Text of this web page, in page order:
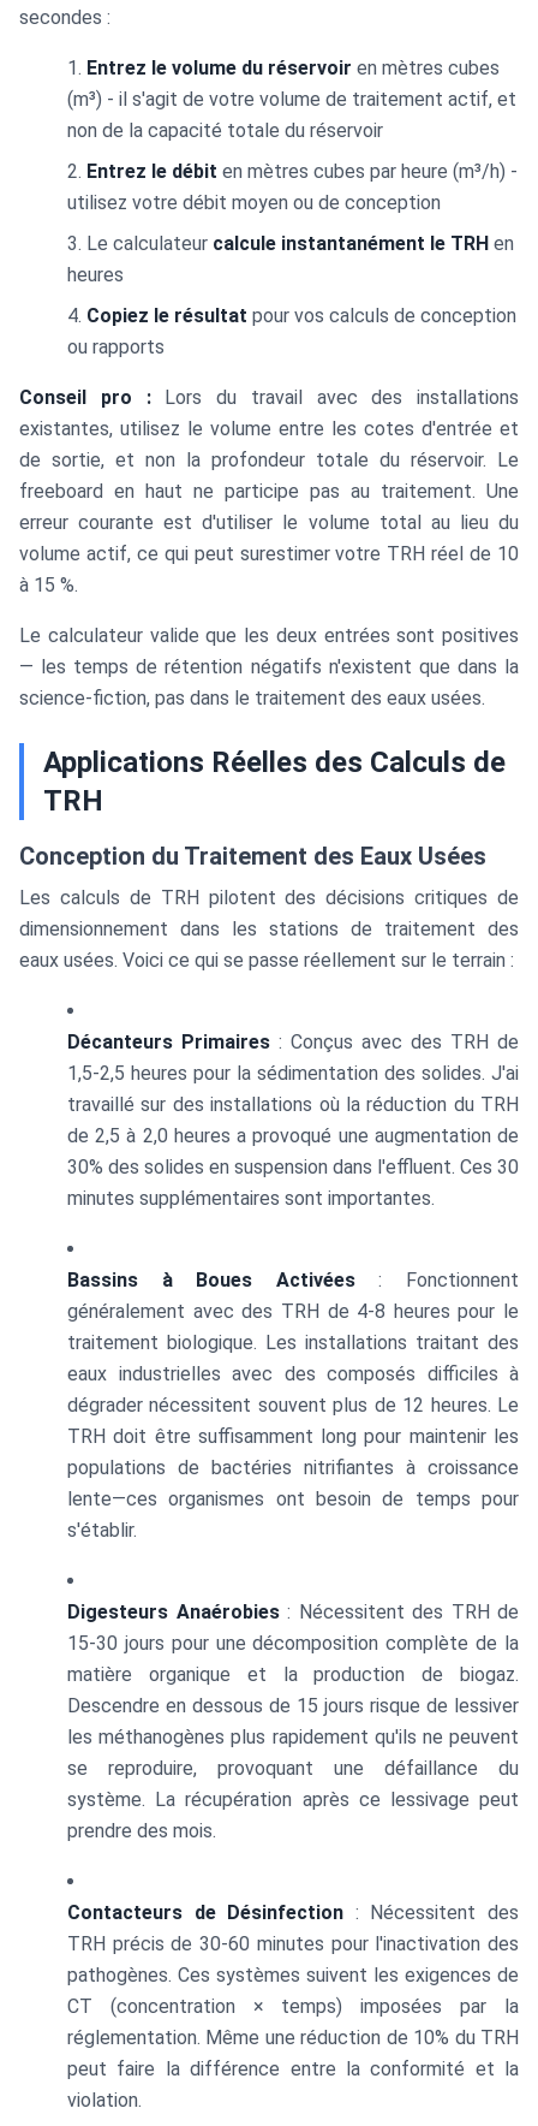
secondes :
Entrez le volume du réservoir en mètres cubes
(m³) - il s'agit de votre volume de traitement actif, et
non de la capacité totale du réservoir
Entrez le débit en mètres cubes par heure (m³/h) -
utilisez votre débit moyen ou de conception
Le calculateur calcule instantanément le TRH en
heures
Copiez le résultat pour vos calculs de conception
ou rapports
Conseil pro :Lors du travail avec des installations
existantes, utilisez le volume entre les cotes d'entrée et
de sortie, et non la profondeur totale du réservoir. Le
freeboard en haut ne participe pas au traitement. Une
erreur courante est d'utiliser le volume total au lieu du
volume actif, ce qui peut surestimer votre TRH réel de 10
à 15 %.
Le calculateur valide que les deux entrées sont positives
— les temps de rétention négatifs n'existent que dans la
science-fiction, pas dans le traitement des eaux usées.
Applications Réelles des Calculs de
TRH
Conception du Traitement des Eaux Usées
Les calculs de TRH pilotent des décisions critiques de
dimensionnement dans les stations de traitement des
eaux usées. Voici ce qui se passe réellement sur le terrain :
Décanteurs Primaires : Conçus avec des TRH de
1,5-2,5 heures pour la sédimentation des solides. J'ai
travaillé sur des installations où la réduction du TRH
de 2,5 à 2,0 heures a provoqué une augmentation de
30% des solides en suspension dans l'effluent. Ces 30
minutes supplémentaires sont importantes.
Bassins à Boues Activées: Fonctionnent
généralement avec des TRH de 4-8 heures pour le
traitement biologique. Les installations traitant des
eaux industrielles avec des composés difficiles à
dégrader nécessitent souvent plus de 12 heures. Le
TRH doit être suffisamment long pour maintenir les
populations de bactéries nitrifiantes à croissance
lente—ces organismes ont besoin de temps pour
s'établir.
Digesteurs Anaérobies: Nécessitent des TRH de
15-30 jours pour une décomposition complète de la
matière organique et la production de biogaz.
Descendre en dessous de 15 jours risque de lessiver
les méthanogènes plus rapidement qu'ils ne peuvent
se reproduire, provoquant une défaillance du
système. La récupération après ce lessivage peut
prendre des mois.
Contacteurs de Désinfection : Nécessitent des
TRH précis de 30-60 minutes pour l'inactivation des
pathogènes. Ces systèmes suivent les exigences de
CT (concentration × temps) imposées par la
réglementation. Même une réduction de 10% du TRH
peut faire la différence entre la conformité et la
violation.